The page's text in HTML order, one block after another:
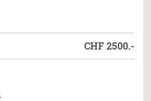
CHF2500.-